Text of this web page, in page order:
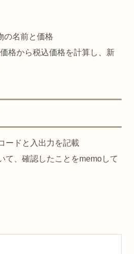
の名前と価格
格から税込価格を計算し、新
ードと入出力を記載
て、確認したことをmemoして